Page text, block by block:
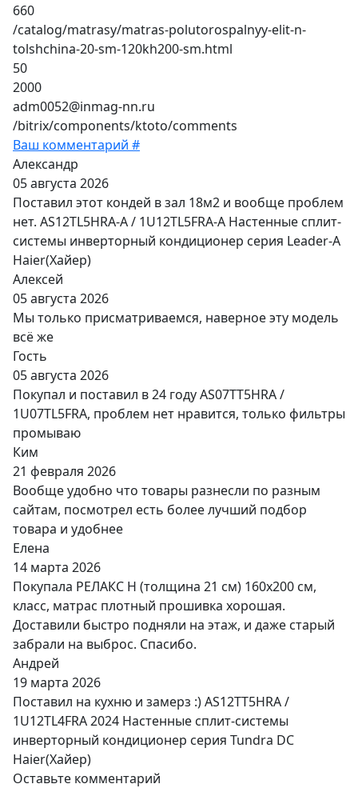
660
/catalog/matrasy/matras-polutorospalnyy-elit-n-
tolshchina-20-sm-120kh200-sm.html
50
2000
adm0052@inmag-nn.ru
/bitrix/components/ktoto/comments
Ваш комментарий #
Александр
05 августа 2026
Поставил этот кондей в зал 18м2 и вообще проблем
нет. AS12TL5HRA-A / 1U12TL5FRA-A Настенные сплит-
системы инверторный кондиционер серия Leader-A
Haier(Хайер)
Алексей
05 августа 2026
Мы только присматриваемся, наверное эту модель
всё же
Гость
05 августа 2026
Покупал и поставил в 24 году AS07TT5HRA /
1U07TL5FRA, проблем нет нравится, только фильтры
промываю
Ким
21 февраля 2026
Вообще удобно что товары разнесли по разным
сайтам, посмотрел есть более лучший подбор
товара и удобнее
Елена
14 марта 2026
Покупала РЕЛАКС Н (толщина 21 см) 160х200 см,
класс, матрас плотный прошивка хорошая.
Доставили быстро подняли на этаж, и даже старый
забрали на выброс. Спасибо.
Андрей
19 марта 2026
Поставил на кухню и замерз :) AS12TT5HRA /
1U12TL4FRA 2024 Настенные сплит-системы
инверторный кондиционер серия Tundra DC
Haier(Хайер)
Оставьте комментарий